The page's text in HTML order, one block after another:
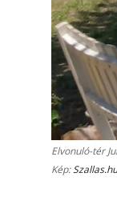
Elvonuló-tér
Kép:Szallas.hu